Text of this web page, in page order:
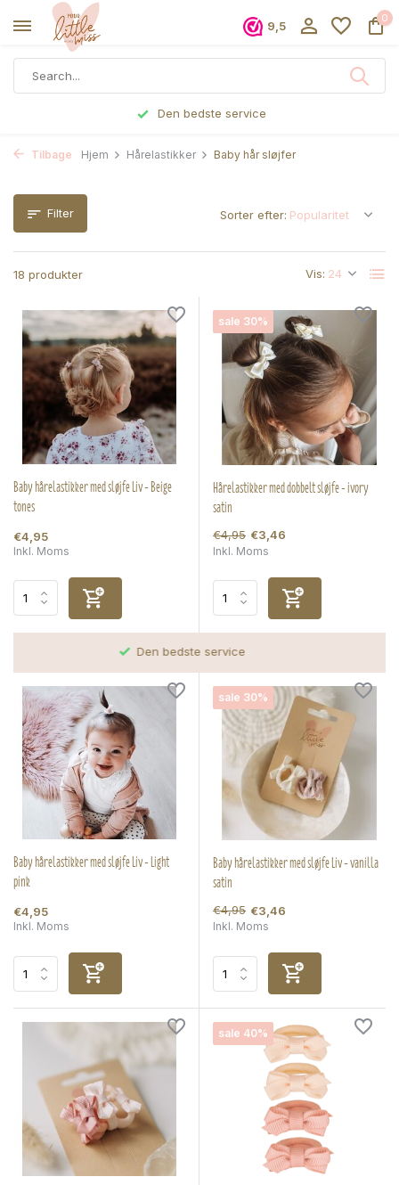
9,5
0
Bestilte før kl 17, sendes samme dag
Tilbage Hjem Hårelastikker Baby hår sløjfer
Filter
18 produkter Vis:
Sorter efter:
Baby hårelastikker med sløjfe Liv - Beige
tones
€4,95
Inkl. Moms
sale 30%
Hårelastikker med dobbelt sløjfe - ivory
satin
€4,95 €3,46
Inkl. Moms
Bestilte før kl 17, sendes samme dag
Baby hårelastikker med sløjfe Liv - Light
pink
€4,95
Inkl. Moms
sale 30%
Baby hårelastikker med sløjfe Liv - vanilla
satin
€4,95 €3,46
Inkl. Moms
sale 40%